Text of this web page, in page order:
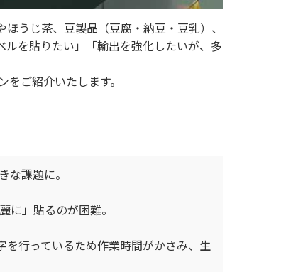
うじ茶、豆製品（豆腐・納豆・豆乳）、
を貼りたい」「輸出を強化したいが、多
ご紹介いたします。
課題に。
に」貼るのが困難。
行っているため作業時間がかさみ、生